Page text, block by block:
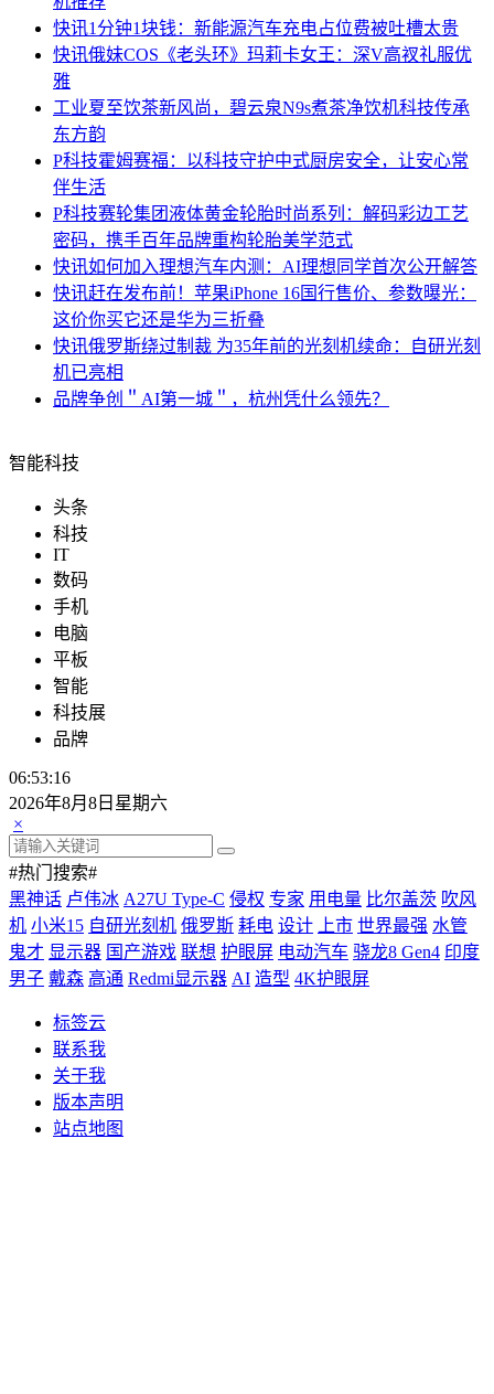
快讯1分钟1块钱：新能源汽车充电占位费被吐槽太贵
快讯俄妹COS《老头环》玛莉卡女王：深V高衩礼服优
雅
工业夏至饮茶新风尚，碧云泉N9s煮茶净饮机科技传承
东方韵
P科技霍姆赛福：以科技守护中式厨房安全，让安心常
伴生活
P科技赛轮集团液体黄金轮胎时尚系列：解码彩边工艺
密码，携手百年品牌重构轮胎美学范式
快讯如何加入理想汽车内测：AI理想同学首次公开解答
快讯赶在发布前！苹果iPhone 16国行售价、参数曝光：
这价你买它还是华为三折叠
快讯俄罗斯绕过制裁 为35年前的光刻机续命：自研光刻
机已亮相
品牌争创＂AI第一城＂，杭州凭什么领先？
智能科技
头条
科技
IT
数码
手机
电脑
平板
智能
科技展
品牌
06:53:17
2026年8月8日星期六
×
#热门搜索#
黑神话 卢伟冰 A27U Type-C 侵权 专家 用电量 比尔盖茨 吹风
机 小米15 自研光刻机 俄罗斯 耗电 设计 上市 世界最强 水管
鬼才 显示器 国产游戏 联想 护眼屏 电动汽车 骁龙8 Gen4 印度
男子 戴森 高通 Redmi显示器 AI 造型 4K护眼屏
标签云
联系我
关于我
版本声明
站点地图